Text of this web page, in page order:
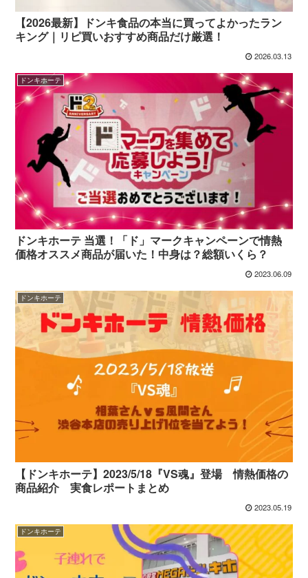
【2026最新】ドンキ食品の本当に買ってよかったラン
キング｜リピ買いおすすめ商品だけ厳選！
2026.03.13
ドンキホーテ
ドンキホーテ 当選！「ド」マークキャンペーンで情熱
価格オススメ商品が届いた！中身は？総額いくら？
2023.06.09
ドンキホーテ
【ドンキホーテ】2023/5/18『VS魂』登場 情熱価格の
商品紹介 実食レポートまとめ
2023.05.19
ドンキホーテ